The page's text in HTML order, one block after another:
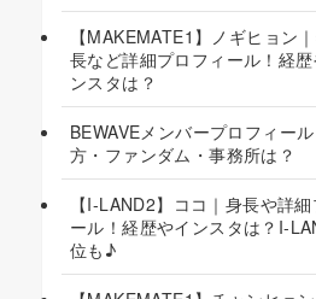
【MAKEMATE1】ノギヒョン
長など詳細プロフィール！経
ンスタは？
BEWAVEメンバープロフィー
方・ファンダム・事務所は？
【I-LAND2】ココ｜身長や詳細
ール！経歴やインスタは？I-
位も♪